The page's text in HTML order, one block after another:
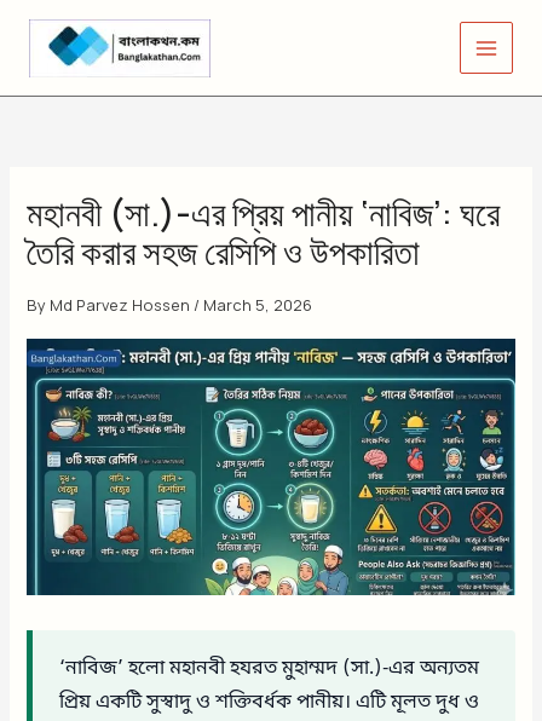
Skip
content
মহানবী (সা.)-এর প্রিয় পানীয় ‘নাবিজ’: ঘরে
তৈরি করার সহজ রেসিপি ও উপকারিতা
By Md Parvez Hossen / March 5, 2026
‘নাবিজ’ হলো মহানবী হযরত মুহাম্মদ (সা.)-এর অন্যতম
প্রিয় একটি সুস্বাদু ও শক্তিবর্ধক পানীয়। এটি মূলত দুধ ও